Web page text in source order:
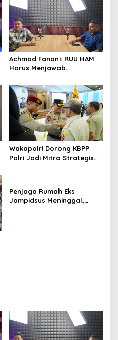
Achmad Fanani: RUU HAM
Harus Menjawab
Wakapolri Dorong KBPP
Polri Jadi Mitra Strategis
Penjaga Rumah Eks
Jampidsus Meninggal,